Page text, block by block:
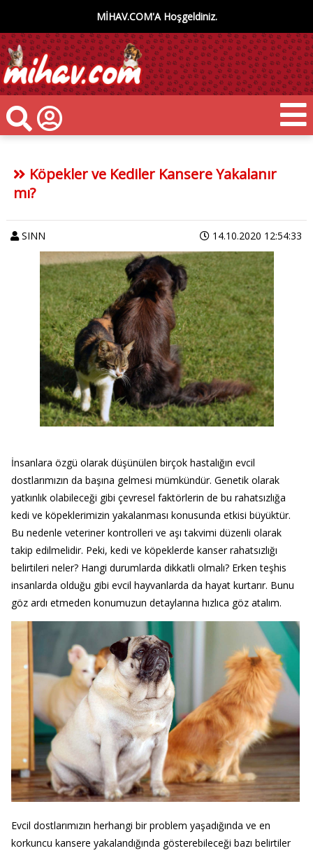
MİHAV.COM'A Hoşgeldiniz.
Köpekler ve Kediler Kansere Yakalanır
mı?
SINN 14.10.2020 12:54:33
İnsanlara özgü olarak düşünülen birçok hastalığın evcil
dostlarımızın da başına gelmesi mümkündür. Genetik olarak
yatkınlık olabileceği gibi çevresel faktörlerin de bu rahatsızlığa
kedi ve köpeklerimizin yakalanması konusunda etkisi büyüktür.
Bu nedenle veteriner kontrolleri ve aşı takvimi düzenli olarak
takip edilmelidir. Peki, kedi ve köpeklerde kanser rahatsızlığı
belirtileri neler? Hangi durumlarda dikkatli olmalı? Erken teşhis
insanlarda olduğu gibi evcil hayvanlarda da hayat kurtarır. Bunu
göz ardı etmeden konumuzun detaylarına hızlıca göz atalım.
Evcil dostlarımızın herhangi bir problem yaşadığında ve en
korkuncu kansere yakalandığında gösterebileceği bazı belirtiler